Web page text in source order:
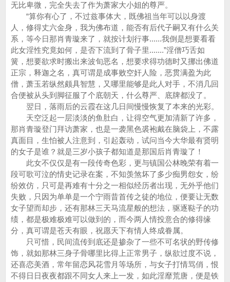
无比卑微，完全失去了作为萧家大小姐的尊严。
“算你有心了，不过兹事体大，既佛祖当年可以以身渡
人，修得丈六金身，我为佛布道，能否有后代子嗣又有什么关
系，等今日那肖青璇来了，就按计划行事......我倒是想要看看
此女淫性究竟如何，是否下流到了骨子里.......”淫僧巧舌如
簧，想要欲求时搬出来波旬恶名，想要求得功德时又挪出佛道
正宗，释迦之名，真可谓是成事败空奸人险，恶贯满盈为此
僧，萧玉若纵然颇具智慧，又哪里能够是此人对手，不消几回
合便被从头到脚征服了个底朝天，什么尊严、底牌都没了。
翌日，落雨后的云霞在这几日间慢慢恢复了本来的光彩。
天空泛起一层淡淡的鱼肚白，让得空气更加清新了许多，
那肖青璇登门拜访萧家，也是一袭黑色裘袍戴在脑袋上，不露
真面目，生怕被人注意到，引起轰动，试问当今大华最有贤明
的女子是谁？就是三岁小孩子都知道是那国后肖青璇了！
此女不仅仅是有一段传奇色彩，更与镇国公林晚荣有着一
段可歌可泣的情史记录在案，不知羡煞坏了多少痴男怨女，纷
纷效仿，只可是再难有十分之一相似经历者出现，无外乎他们
失败，只因为单单是一个宁雨昔首传之徒的地位，便要让无数
女子望而却步，还有那林三天马流星般的想法，驱逐鞑子的功
绩，都是极难极难可以做到的，而今两人情投意合的修得缘
分，真可谓是苍天有眼，祝愿天下有情人终成眷属。
只可惜，民间流传到底还是掺杂了一些不可名状的野传修
饰，就如那林三身子骨哪里比得上正常男子，纵欲过度不说，
还喜恋美酒，常年留恋风花雪月等场所，与女子打情骂俏，恨
不得日日夜夜都跟不同女人来上一发，如此淫靡荒唐，便是铁